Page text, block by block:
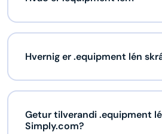
Hvernig er .equipment lén
Getur tilverandi .equipment
Simply.com?